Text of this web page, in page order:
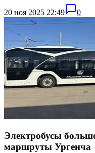
20 ноя 2025 22:49 0
Электробусы
маршруты Ургенча